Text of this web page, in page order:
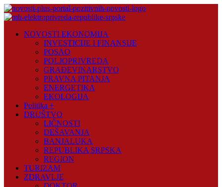
Skip
to
Plus
NOVOSTI EKONOMIJA
INVESTICIJE I FINANSIJE
POSAO
POLJOPRIVREDA
GRAĐEVINARSTVO
PRAVNA PITANJA
ENERGETIKA
EKOLOGIJA
Politika +
DRUŠTVO
LIČNOSTI
DEŠAVANJA
BANJALUKA
REPUBLIKA SRPSKA
REGION
TURIZAM
ZDRAVLJE